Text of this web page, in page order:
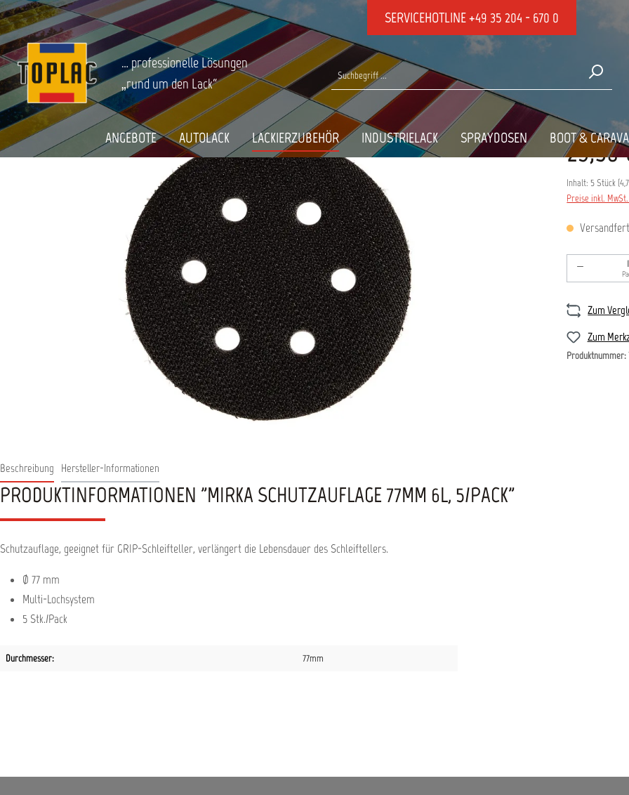
Zur Hauptnavigation springen SERVICEHOTLINE+49 35 204 - 670 0
… professionelle Lösungen
„rund um den Lack“
ANGEBOTE AUTOLACK LACKIERZUBEHÖR INDUSTRIELACK SPRAYDOSEN BOOT &
Startseite LACKIERZUBEHÖR Schleifen Schleifmittel Zwischenpads
MIRKA SCHUTZAUFLAGE 77MM 6L, 5/PACK
Bildergalerie überspringen
23,50
Inhalt: 5 Stück (
Preise inkl.
Produkt
Zum
Zum
Produktnummer:
Beschreibung Hersteller-Informationen
PRODUKTINFORMATIONEN "MIRKA SCHUTZAUFLAGE 77MM 6L, 5/PACK"
Schutzauflage, geeignet für GRIP-Schleifteller, verlängert die Lebensdauer des Schleiftellers.
Ø 77 mm
Multi-Lochsystem
5 Stk./Pack
Durchmesser: 77mm